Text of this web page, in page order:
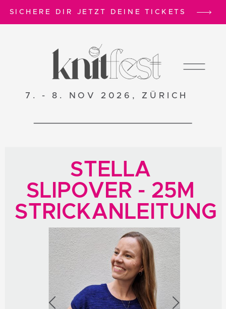
SICHERE DIR JETZT DEINE TICKETS
7. - 8. NOV 2026, ZÜRICH
STELLA
SLIPOVER - 25M
STRICKANLEITUNG